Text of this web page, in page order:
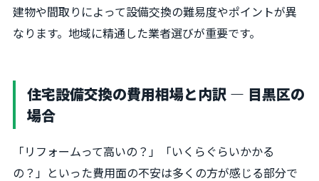
建物や間取りによって設備交換の難易度やポイントが異
なります。地域に精通した業者選びが重要です。
住宅設備交換の費用相場と内訳 ― 目黒区の
場合
「リフォームって高いの？」「いくらぐらいかかる
の？」といった費用面の不安は多くの方が感じる部分で